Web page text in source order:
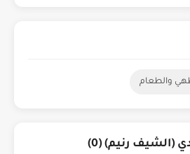
والطعام
(الشيف رنيم) (0)